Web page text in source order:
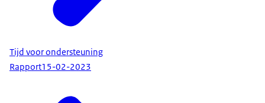
Tijd voor ondersteuning
Rapport15-02-2023